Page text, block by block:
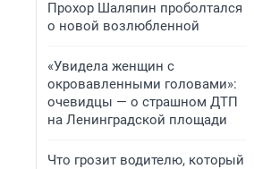
Прохор Шаляпин проболтался
о новой возлюбленной
«Увидела женщин с
окровавленными головами»:
очевидцы — о страшном ДТП
на Ленинградской площади
Что грозит водителю, который